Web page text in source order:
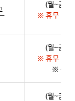
(월~금)
※ 휴무 : 토,
(월~금)
※ 휴무 : 토,
※ 추후
(월~금)